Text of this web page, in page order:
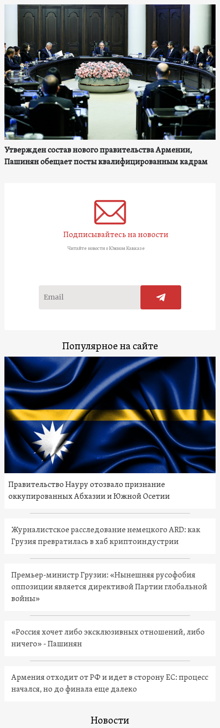
Утвержден состав нового правительства Армении,
Пашинян обещает посты квалифицированным кадрам
Подписывайтесь на новости
Читайте новости о Южном Кавказе
Популярное на сайте
Правительство Науру отозвало признание
оккупированных Абхазии и Южной Осетии
Журналистское расследование немецкого ARD: как
Грузия превратилась в хаб криптоиндустрии
Премьер-министр Грузии: «Нынешняя русофобия
оппозиции является директивой Партии глобальной
войны»
«Россия хочет либо эксклюзивных отношений, либо
ничего» - Пашинян
Армения отходит от РФ и идет в сторону ЕС: процесс
начался, но до финала еще далеко
Новости